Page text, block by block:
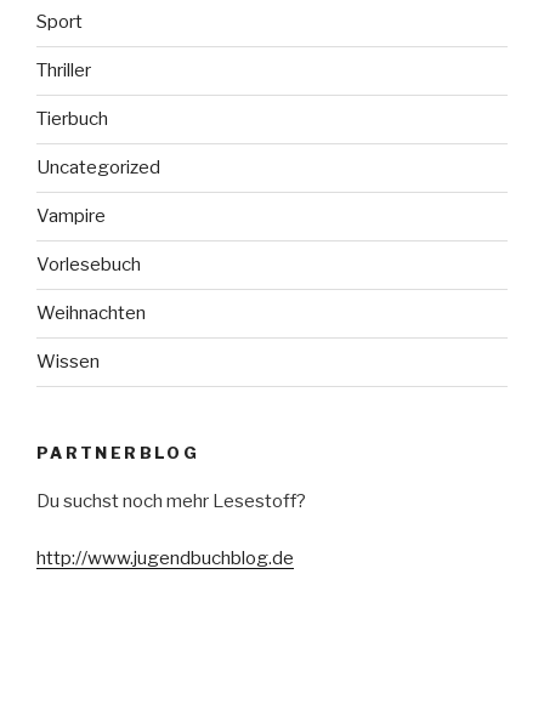
Sport
Thriller
Tierbuch
Uncategorized
Vampire
Vorlesebuch
Weihnachten
Wissen
PARTNERBLOG
Du suchst noch mehr Lesestoff?
http://www.jugendbuchblog.de